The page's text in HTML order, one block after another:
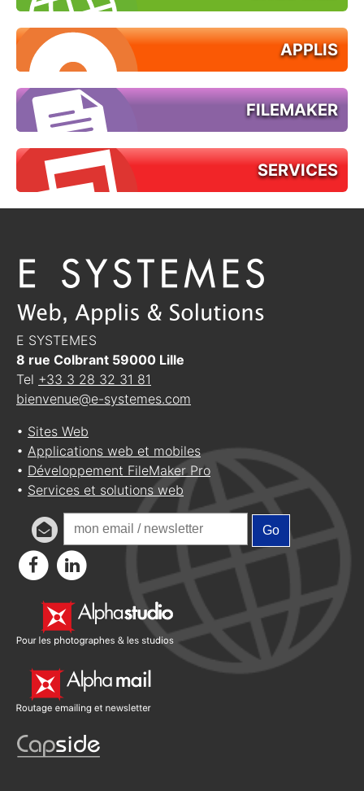
APPLIS
FILEMAKER
SERVICES
E SYSTEMES
8 rue Colbrant 59000 Lille
Tel +33 3 28 32 31 81
bienvenue@e-systemes.com
• Sites Web
• Applications web et mobiles
• Développement FileMaker Pro
• Services et solutions web
Go